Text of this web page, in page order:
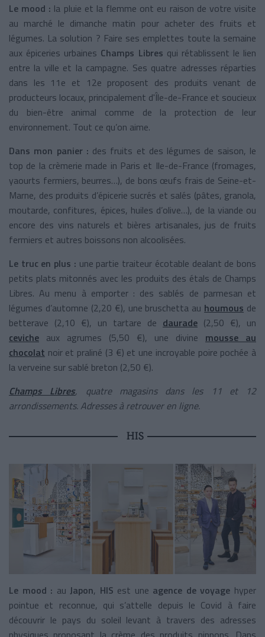
Le mood : la pluie et la flemme ont eu raison de votre visite
au marché le dimanche matin pour acheter des fruits et
légumes. La solution ? Faire ses emplettes toute la semaine
aux épiceries urbaines Champs Libres qui rétablissent le lien
entre la ville et la campagne. Ses quatre adresses réparties
dans les 11e et 12e proposent des produits venant de
producteurs locaux, principalement d'Île-de-France et soucieux
du bien-être animal comme de la protection de leur
environnement. Tout ce qu’on aime.
Dans mon panier : des fruits et des légumes de saison, le
top de la crèmerie made in Paris et Ile-de-France (fromages,
yaourts fermiers, beurres…), de bons œufs frais de Seine-et-
Marne, des produits d’épicerie sucrés et salés (pâtes, granola,
moutarde, confitures, épices, huiles d’olive…), de la viande ou
encore des vins naturels et bières artisanales, jus de fruits
fermiers et autres boissons non alcoolisées.
Le truc en plus : une partie traiteur écotable dealant de bons
petits plats mitonnés avec les produits des étals de Champs
Libres. Au menu à emporter : des sablés de parmesan et
légumes d’automne (2,20 €), une bruschetta au houmous de
betterave (2,10 €), un tartare de daurade (2,50 €), un
ceviche aux agrumes (5,50 €), une divine mousse au
chocolat noir et praliné (3 €) et une incroyable poire pochée à
la verveine sur sablé breton (2,50 €).
Champs Libres, quatre magasins dans les 11 et 12
arrondissements. Adresses à retrouver en ligne.
HIS
Le mood : au Japon, HIS est une agence de voyage hyper
pointue et reconnue, qui s’attelle depuis le Covid à faire
découvrir le pays du soleil levant à travers des adresses